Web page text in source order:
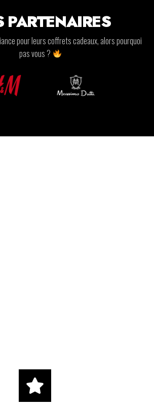
PARTENAIRES
pour leurs coffrets cadeaux, alors pourquoi
pas vous ?